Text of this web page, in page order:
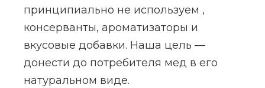
принципиально не используем ,
консерванты, ароматизаторы и
вкусовые добавки. Наша цель —
донести до потребителя мед в его
натуральном виде.